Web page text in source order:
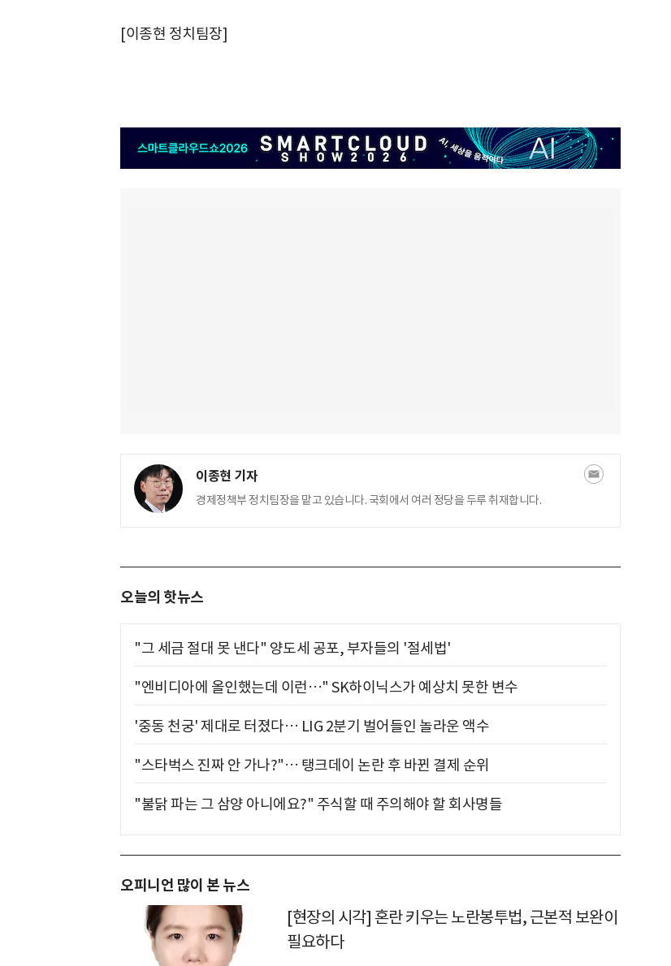
[이종현 정치팀장]
이종현 기자
경제정책부 정치팀장을 맡고 있습니다. 국회에서 여러 정당을 두루 취재합니다.
오늘의 핫뉴스
"그 세금 절대 못 낸다" 양도세 공포, 부자들의 '절세법'
"엔비디아에 올인했는데 이런…" SK하이닉스가 예상치 못한 변수
'중동 천궁' 제대로 터졌다… LIG 2분기 벌어들인 놀라운 액수
"스타벅스 진짜 안 가나?"… 탱크데이 논란 후 바뀐 결제 순위
"불닭 파는 그 삼양 아니에요?" 주식할 때 주의해야 할 회사명들
오피니언 많이 본 뉴스
[현장의 시각] 혼란 키우는 노란봉투법, 근본적 보완이
필요하다